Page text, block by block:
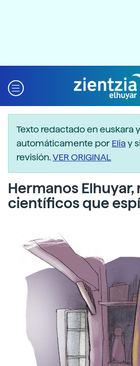
Texto redactado en euskara
automáticamente porEliay
revisión.VER ORIGINAL
Hermanos Elhuyar,
científicos que